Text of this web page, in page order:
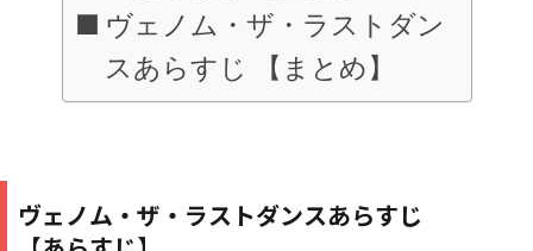
ヴェノム・ザ・ラストダン
スあらすじ 【まとめ】
ヴェノム・ザ・ラストダンスあらすじ